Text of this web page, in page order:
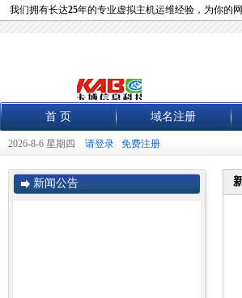
我们拥有长达25年的专业虚拟主机运维经验，为你的
首 页 域名注册
2026-8-6 星期四 请登录 免费注册
新闻公告